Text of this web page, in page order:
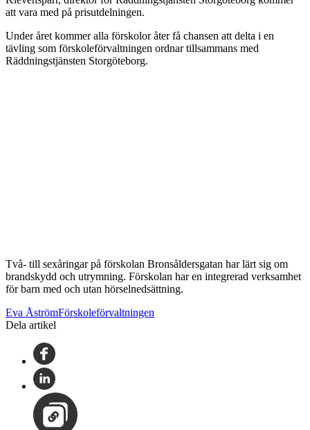
att vara med på prisutdelningen.
Under året kommer alla förskolor åter få chansen att delta i en
tävling som förskoleförvaltningen ordnar tillsammans med
Räddningstjänsten Storgöteborg.
Två- till sexåringar på förskolan Bronsåldersgatan har lärt sig om
brandskydd och utrymning. Förskolan har en integrerad verksamhet
för barn med och utan hörselnedsättning.
Eva ÅströmFörskoleförvaltningen
Dela artikel